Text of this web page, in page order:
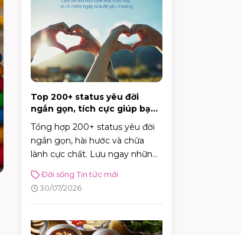
Top 200+ status yêu đời
ngắn gọn, tích cực giúp bạn
vui vẻ mỗi ngày
Tổng hợp 200+ status yêu đời
ngắn gọn, hài hước và chữa
lành cực chất. Lưu ngay những
và tràn đầy năng lượng mỗi
ngày!
Đời sống Tin tức mới
30/07/2026